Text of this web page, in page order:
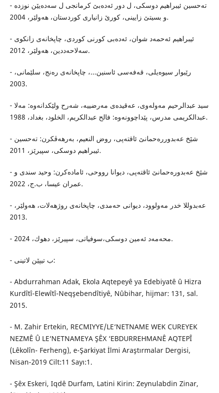
- ته‌حسین ئیبراهیم دوسكی، ل دور ئه‌ده‌بێ كرمانجی ل سه‌ده‌یێن نوزده‌
و بسیتێ زایینی، كورێ زانیاری كوردستان، هه‌ولێر، 2004.
- ئیبراهیم ئه‌حمه‌د شوان، ئه‌ده‌بی كورنی كوردی، چاپخانه‌ی زانكوی
سه‌لاحه‌ددین، هه‌ولێر، 2012.
- رێبوار سیوه‌یلی، قه‌فه‌سی ئاسنین...، چاپخانه‌ی ره‌نج، سلێمانی،
2003.
- سید عبدالرحیم مه‌وله‌وی، عه‌قیده‌ی مه‌رضییه‌، شه‌رح ولێكدانه‌وه‌: مه‌لا
عبدالكریمی مدرس، پێداچوونه‌وه‌: فالح عبدالكریم، الخلود، بغداد، 1988.
- شێخ عه‌بدورره‌حمانێ ئاقته‌پی، روض النعیم، به‌رهه‌ڤكرن: ته‌حسین
ئیبراهیم دوسكی، سپیرێز، 2011.
- شێخ عه‌بدوره‌حمانێ ئاقته‌پی، دیوانا رووحی، ئاماده‌كرن: وحید سندی و
عمران عیسا، ب.ج، 2022.
- عه‌بدوللا خدر مه‌ولوود، دیوانی حه‌مدی، چاپخانه‌ی روژهه‌لات، هه‌ولێر،
2013.
- محه‌مه‌د ئه‌مین دوسكی،سوفیاتی، سپیرێز، دهوك، 2024.
- ب تیپێن لاتینی:
- Abdurrahman Adak, Ekola Aqtepeyê ya Edebiyatê û Hizra
Kurdîtî-Elewîtî-Neqşebendîtiyê, Nûbihar, hijmar: 131, sal.
2015.
- M. Zahir Ertekin, RECMIYYE/LE‘NETNAME WEK CUREYEK
NEZMÊ Û LE‘NETNAMEYA ŞÊX ‘EBDURREHMANÊ AQTEPÎ
(Lêkolîn- Ferheng), e-Şarkiyat İlmi Araştırmalar Dergisi,
Nisan-2019 Cilt:11 Sayı:1.
- Şêx Eskeri, Iqdê Durfam, Latini Kirin: Zeynulabdin Zinar,